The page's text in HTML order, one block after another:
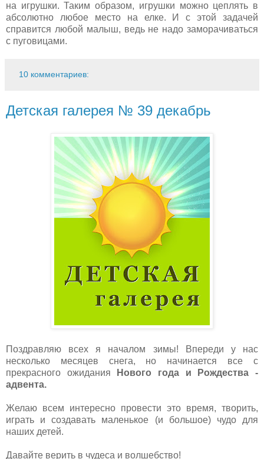
на игрушки. Таким образом, игрушки можно цеплять в
абсолютно любое место на елке. И с этой задачей
справится любой малыш, ведь не надо заморачиваться
с пуговицами.
10 комментариев:
Детская галерея № 39 декабрь
Поздравляю всех я началом зимы! Впереди у нас
несколько месяцев снега, но начинается все с
прекрасного ожидания
Нового года и Рождества -
адвента.
Желаю всем интересно провести это время, творить,
играть и создавать маленькое (и большое) чудо для
наших детей.
Давайте верить в чудеса и волшебство!